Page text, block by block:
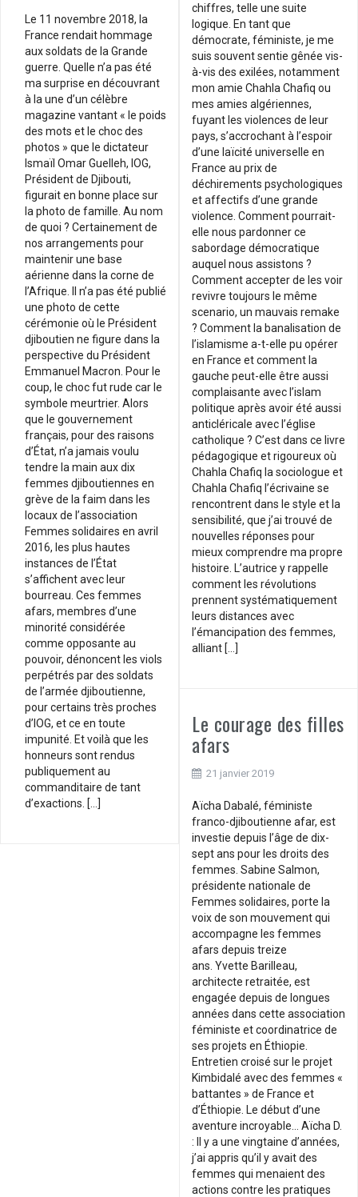
Le 11 novembre 2018, la
France rendait hommage
aux soldats de la Grande
guerre. Quelle n’a pas été
ma surprise en découvrant
à la une d’un célèbre
magazine vantant « le poids
des mots et le choc des
photos » que le dictateur
Ismaïl Omar Guelleh, IOG,
Président de Djibouti,
figurait en bonne place sur
la photo de famille. Au nom
de quoi ? Certainement de
nos arrangements pour
maintenir une base
aérienne dans la corne de
l’Afrique. Il n’a pas été publié
une photo de cette
cérémonie où le Président
djiboutien ne figure dans la
perspective du Président
Emmanuel Macron. Pour le
coup, le choc fut rude car le
symbole meurtrier. Alors
que le gouvernement
français, pour des raisons
d’État, n’a jamais voulu
tendre la main aux dix
femmes djiboutiennes en
grève de la faim dans les
locaux de l’association
Femmes solidaires en avril
2016, les plus hautes
instances de l’État
s’affichent avec leur
bourreau. Ces femmes
afars, membres d’une
minorité considérée
comme opposante au
pouvoir, dénoncent les viols
perpétrés par des soldats
de l’armée djiboutienne,
pour certains très proches
d’IOG, et ce en toute
impunité. Et voilà que les
honneurs sont rendus
publiquement au
commanditaire de tant
d’exactions. […]
chiffres, telle une suite
logique. En tant que
démocrate, féministe, je me
suis souvent sentie gênée vis-
à-vis des exilées, notamment
mon amie Chahla Chafiq ou
mes amies algériennes,
fuyant les violences de leur
pays, s’accrochant à l’espoir
d’une laïcité universelle en
France au prix de
déchirements psychologiques
et affectifs d’une grande
violence. Comment pourrait-
elle nous pardonner ce
sabordage démocratique
auquel nous assistons ?
Comment accepter de les voir
revivre toujours le même
scenario, un mauvais remake
? Comment la banalisation de
l’islamisme a-t-elle pu opérer
en France et comment la
gauche peut-elle être aussi
complaisante avec l’islam
politique après avoir été aussi
anticléricale avec l’église
catholique ? C’est dans ce livre
pédagogique et rigoureux où
Chahla Chafiq la sociologue et
Chahla Chafiq l’écrivaine se
rencontrent dans le style et la
sensibilité, que j’ai trouvé de
nouvelles réponses pour
mieux comprendre ma propre
histoire. L’autrice y rappelle
comment les révolutions
prennent systématiquement
leurs distances avec
l’émancipation des femmes,
alliant […]
Le courage des filles
afars
21 janvier 2019
Aïcha Dabalé, féministe
franco-djiboutienne afar, est
investie depuis l’âge de dix-
sept ans pour les droits des
femmes. Sabine Salmon,
présidente nationale de
Femmes solidaires, porte la
voix de son mouvement qui
accompagne les femmes
afars depuis treize
ans. Yvette Barilleau,
architecte retraitée, est
engagée depuis de longues
années dans cette association
féministe et coordinatrice de
ses projets en Éthiopie.
Entretien croisé sur le projet
Kimbidalé avec des femmes «
battantes » de France et
d’Éthiopie. Le début d’une
aventure incroyable… Aïcha D.
: Il y a une vingtaine d’années,
j’ai appris qu’il y avait des
femmes qui menaient des
actions contre les pratiques